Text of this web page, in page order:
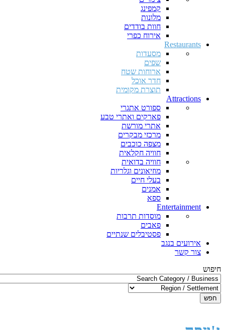
קמפינג
מלונות
חוות בודדים
אירוח כפרי
Restaurants
מסעדות
שפים
ארוחות שטח
חדר אוכל
תוצרת מקומית
Attractions
ספורט אתגרי
פארקים ואתרי טבע
אתרי מורשת
מרכזי מבקרים
מצפה כוכבים
חוויה חקלאית
חוויה בדואית
מוזיאונים וגלריות
בעלי חיים
אמנים
ספא
Entertainment
מוסדות תרבות
פאבים
פסטיבלים שנתיים
אירועים בנגב
צור קשר
חיפוש
חפש